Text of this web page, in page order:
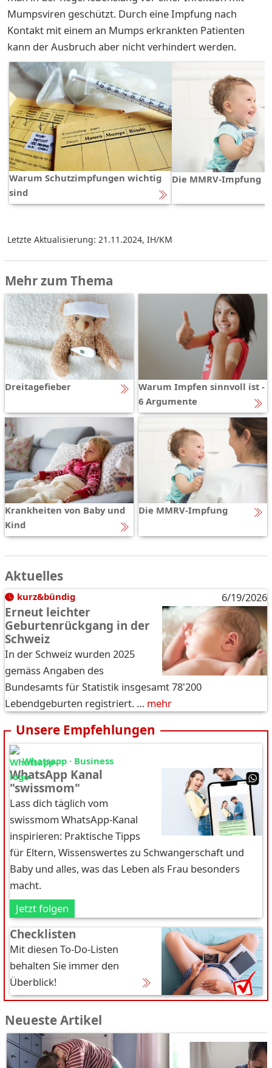
Mumpsviren geschützt. Durch eine Impfung nach
Kontakt mit einem an Mumps erkrankten Patienten
kann der Ausbruch aber nicht verhindert werden.
Warum Schutzimpfungen wichtig
sind
Die MMRV-Impfung
Letzte Aktualisierung: 21.11.2024, IH/KM
Mehr zum Thema
Dreitagefieber
Warum Impfen sinnvoll ist -
6 Argumente
Krankheiten von Baby und
Kind
Die MMRV-Impfung
Aktuelles
kurz&bündig 6/19/2026
Erneut leichter
Geburtenrückgang in der
Schweiz
In der Schweiz wurden 2025
gemäss Angaben des
Bundesamts für Statistik insgesamt 78'200
Lebendgeburten registriert. … mehr
Unsere Empfehlungen
Whatsapp · Business
WhatsApp Kanal
"swissmom"
Lass dich täglich vom
swissmom WhatsApp-Kanal
inspirieren: Praktische Tipps
für Eltern, Wissenswertes zu Schwangerschaft und
Baby und alles, was das Leben als Frau besonders
macht.
Jetzt folgen
Checklisten
Mit diesen To-Do-Listen
behalten Sie immer den
Überblick!
Neueste Artikel